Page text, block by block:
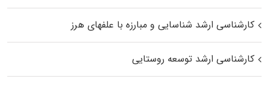
کارشناسی ارشد شناسایی و مبارزه با علفهای هرز
کارشناسی ارشد توسعه روستایی